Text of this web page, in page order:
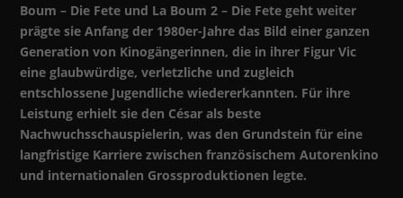
Boum – Die Fete und La Boum 2 – Die Fete geht weiter
prägte sie Anfang der 1980er-Jahre das Bild einer ganzen
Generation von Kinogängerinnen, die in ihrer Figur Vic
eine glaubwürdige, verletzliche und zugleich
entschlossene Jugendliche wiedererkannten. Für ihre
Leistung erhielt sie den César als beste
Nachwuchsschauspielerin, was den Grundstein für eine
langfristige Karriere zwischen französischem Autorenkino
und internationalen Grossproduktionen legte.